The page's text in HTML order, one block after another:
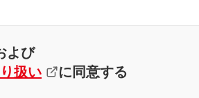
よび
扱い
に同意する